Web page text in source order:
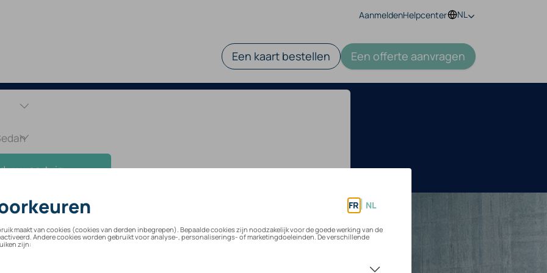
AanmeldenHelpcenter NL
Een kaart bestellen Een offerte aanvragen
uw voertuig